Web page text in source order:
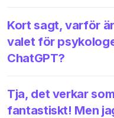
Kort sagt, varför
valet för
ChatGPT?
Tja, det verkar
fantastiskt! Men